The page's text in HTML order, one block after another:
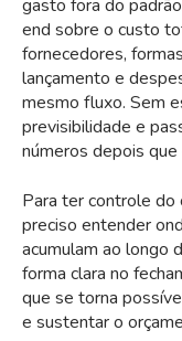
gasto fora do
end sobre o custo
fornecedores,
lançamento e
mesmo fluxo. Sem
previsibilidade e
números depois
Para ter controle do
preciso entender
acumulam ao longo
forma clara no
que se torna
e sustentar o